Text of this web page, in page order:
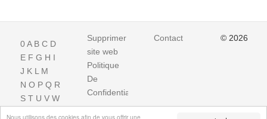
Nous utilisons des cookies afin de vous offrir une
0A B C D
E F G H I
J K L M
N O P Q R
S T U V W
Supprimer
site web
Politique
De
Confidentialite
Contact © 2026